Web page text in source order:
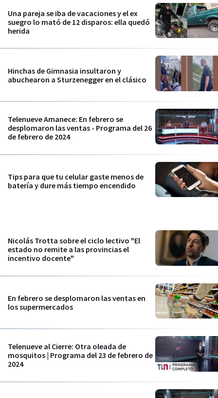
Una pareja se iba de vacaciones y el ex
suegro lo mató de 12 disparos: ella quedó
herida
Hinchas de Gimnasia insultaron y
abuchearon a Sturzenegger en el clásico
Telenueve Amanece: En febrero se
desplomaron las ventas - Programa del 26
de febrero de 2024
Tips para que tu celular gaste menos de
batería y dure más tiempo encendido
Nicolás Trotta sobre el ciclo lectivo "El
estado no remite a las provincias el
incentivo docente"
En febrero se desplomaron las ventas en
los supermercados
Telenueve al Cierre: Otra oleada de
mosquitos | Programa del 23 de febrero de
2024